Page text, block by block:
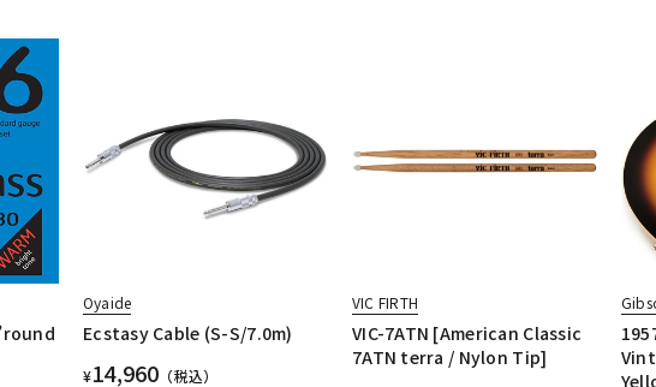
Oyaide
Ecstasy Cable (S-S/7.0m)
¥14,960 （税込）
VIC FIRTH
VIC-7ATN [American Classic
7ATN terra / Nylon Tip]